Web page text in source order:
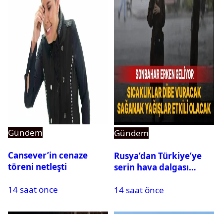
Gündem
Cansever’in cenaze
töreni netleşti
14 saat önce
Gündem
Rusya’dan Türkiye’ye
serin hava dalgası
düşecek
14 saat önce